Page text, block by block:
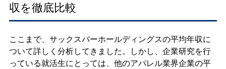
収を徹底比較
ここまで、サックスバーホールディングスの平均年収に
ついて詳しく分析してきました。しかし、企業研究を行
っている就活生にとっては、他のアパレル業界企業の平